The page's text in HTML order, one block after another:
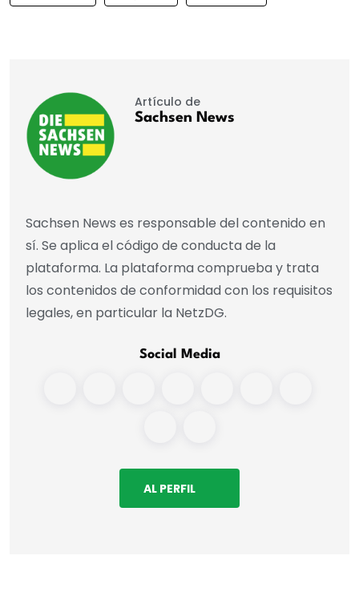
Artículo de
Sachsen News
Sachsen News es responsable del contenido en
sí. Se aplica el código de conducta de la
plataforma. La plataforma comprueba y trata
los contenidos de conformidad con los requisitos
legales, en particular la NetzDG.
Social Media
AL PERFIL